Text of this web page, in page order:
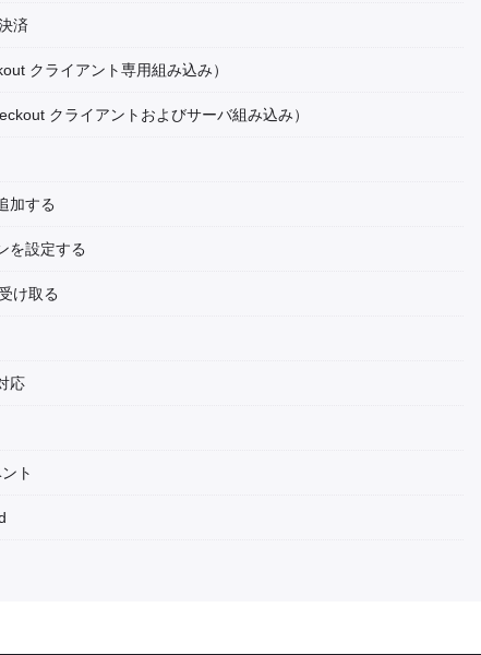
済
クライアント専用組み込み）
クライアントおよびサーバ組み込み）
加する
を設定する
け取る
応
ト